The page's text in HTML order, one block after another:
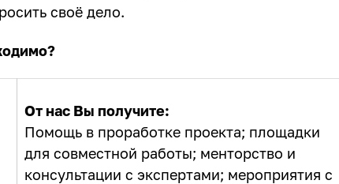
своё дело.
От нас Вы получите:
Помощь в проработке проекта; площадки
для совместной работы; менторство и
консультации с экспертами; мероприятия с